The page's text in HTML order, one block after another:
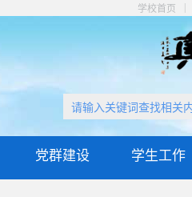
学校首页
党群建设 学生工作